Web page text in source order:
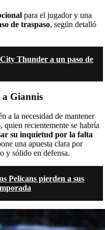
para el jugador y una
de traspaso, según detalló
Thunder a un paso de
a Giannis
a la necesidad de mantener
, quien recientemente se habría
su inquietud por la falta
una apuesta clara por
y sólido en defensa.
Pelicans pierden a sus